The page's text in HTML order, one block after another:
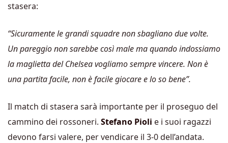
stasera:
“Sicuramente le grandi squadre non sbagliano due volte.
Un pareggio non sarebbe così male ma quando indossiamo
la maglietta del Chelsea vogliamo sempre vincere. Non è
una partita facile, non è facile giocare e lo so bene”.
Il match di stasera sarà importante per il proseguo del
cammino dei rossoneri. Stefano Pioli e i suoi ragazzi
devono farsi valere, per vendicare il 3-0 dell’andata.